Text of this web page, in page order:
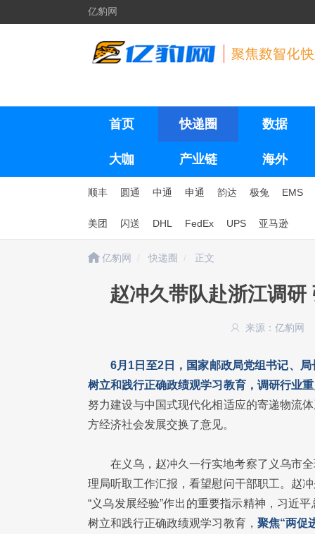
亿豹网
首页 快递圈 数据
大咖 产业链 海外
顺丰 圆通 中通 申通 韵达 极兔 EMS
美团 闪送 DHL FedEx UPS 亚马逊
亿豹网 快递圈 正文
赵冲久带队赴浙江调
来源：亿豹网
6月1日至2日，国家邮政局党组书记、
树立和践行正确政绩观学习教育，调研行业
努力建设与中国式现代化相适应的寄递物流
方经济社会发展交换了意见。
在义乌，赵冲久一行实地考察了义乌市
理局听取工作汇报，看望慰问干部职工。赵
“义乌发展经验”作出的重要指示精神，习近
树立和践行正确政绩观学习教育， 聚焦“两促